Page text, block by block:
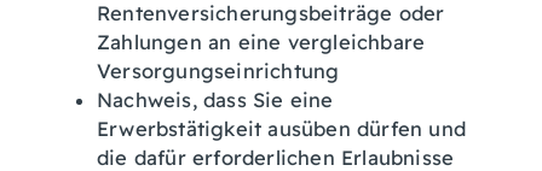
Rentenversicherungsbeiträge oder
Zahlungen an eine vergleichbare
Versorgungseinrichtung
Nachweis, dass Sie eine
Erwerbstätigkeit ausüben dürfen und
die dafür erforderlichen Erlaubnisse